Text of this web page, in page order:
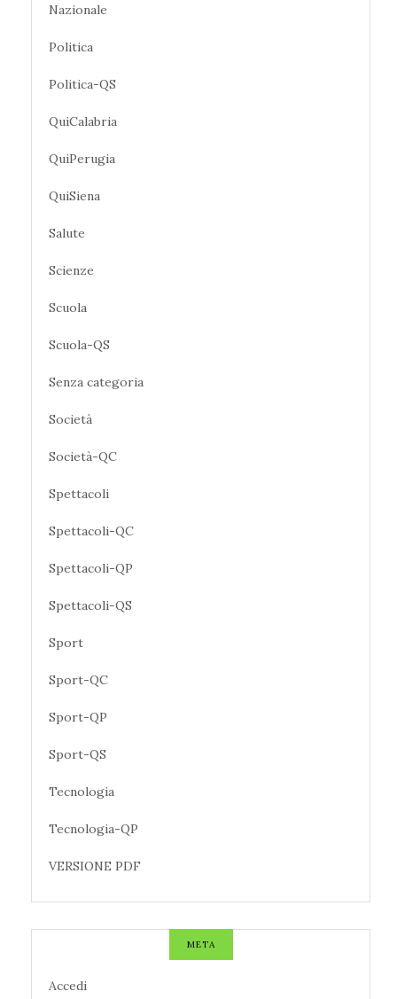
Nazionale
Politica
Politica-QS
QuiCalabria
QuiPerugia
QuiSiena
Salute
Scienze
Scuola
Scuola-QS
Senza categoria
Società
Società-QC
Spettacoli
Spettacoli-QC
Spettacoli-QP
Spettacoli-QS
Sport
Sport-QC
Sport-QP
Sport-QS
Tecnologia
Tecnologia-QP
VERSIONE PDF
META
Accedi